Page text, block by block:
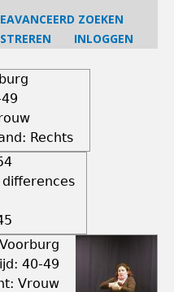
ZOEKEN
INLOGGEN
Rechts
40-49
Vrouw